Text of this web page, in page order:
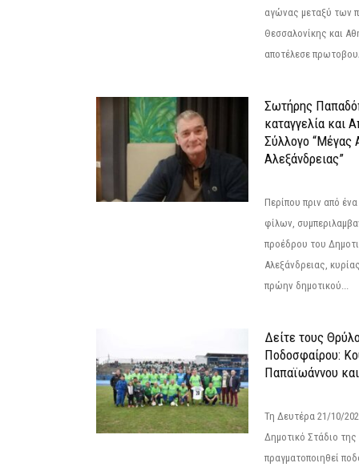
αγώνας μεταξύ των
Θεσσαλονίκης και
αποτέλεσε
Σωτήρης
καταγγελία και
Σύλλογο “Μέγας
Αλεξάνδρειας”
Περίπου πριν από
φίλων,
προέδρου του
Αλεξάνδρειας,
πρώην δημοτικού...
Δείτε τους
Ποδοσφαίρου:
Παπαϊωάννου
Τη Δευτέρα 21/10/
Δημοτικό Στάδιο
πραγματοποιηθεί